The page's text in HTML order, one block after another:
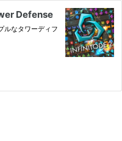
Defense
ルなタワーディフ